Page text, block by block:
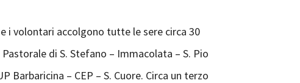
i volontari accolgono tutte le sere circa 30
di S. Stefano – Immacolata – S. Pio
– CEP – S. Cuore. Circa un terzo